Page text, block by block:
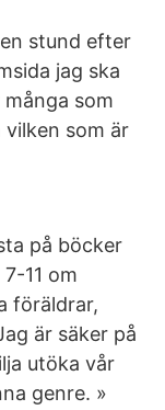
stund efter
jag ska
som
som är
på böcker
11 om
föräldrar,
är säker på
utöka vår
genre. »